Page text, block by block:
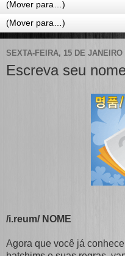
SEXTA-FEIRA, 15 DE JANEIRO
Escreva seu
/i.reum/ NOME
Agora que você já